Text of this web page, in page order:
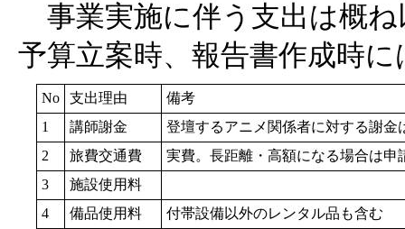
事業実施に伴う支出は概
予算立案時、報告書作成時
No 支出理由
備考
1
講師謝金
登壇するアニメ関係者に対する謝金
2
旅費交通費
実費。長距離・高額になる場合は申
3
施設使用料
4
備品使用料
付帯設備以外のレンタル品も含む